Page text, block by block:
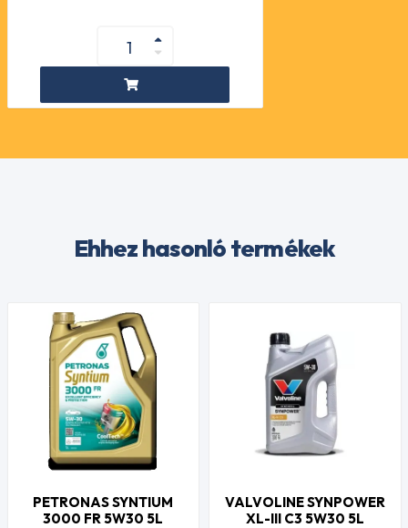
Ehhez hasonló termékek
PETRONAS SYNTIUM
3000 FR 5W30 5L
VALVOLINE SYNPOWER
XL-III C3 5W30 5L